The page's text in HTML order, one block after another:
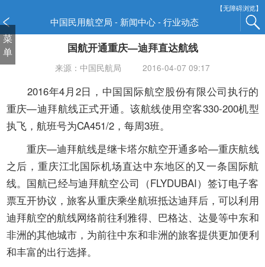
【无障碍浏览】
中国民用航空局 - 新闻中心 - 行业动态
菜
单
国航开通重庆—迪拜直达航线
来源：中国民航局 2016-04-07 09:17
2016年4月2日，中国国际航空股份有限公司执行的
重庆—迪拜航线正式开通。该航线使用空客330-200机型
执飞，航班号为CA451/2，每周3班。
重庆—迪拜航线是继卡塔尔航空开通多哈—重庆航线
之后，重庆江北国际机场直达中东地区的又一条国际航
线。国航已经与迪拜航空公司（FLYDUBAI）签订电子客
票互开协议，旅客从重庆乘坐航班抵达迪拜后，可以利用
迪拜航空的航线网络前往利雅得、巴格达、达曼等中东和
非洲的其他城市，为前往中东和非洲的旅客提供更加便利
和丰富的出行选择。
窗
口
打
开
碍
说
明
按
Alt
加
波
浪
键
打